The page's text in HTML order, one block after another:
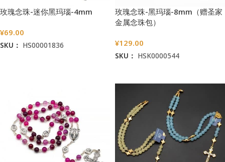
玫瑰念珠-迷你黑玛瑙-4mm
¥69.00
SKU： HS00001836
玫瑰念珠-黑玛瑙-8mm（赠圣家
金属念珠包）
¥129.00
SKU： HSK0000544